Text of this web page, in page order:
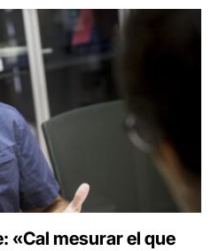
«Cal mesurar el que